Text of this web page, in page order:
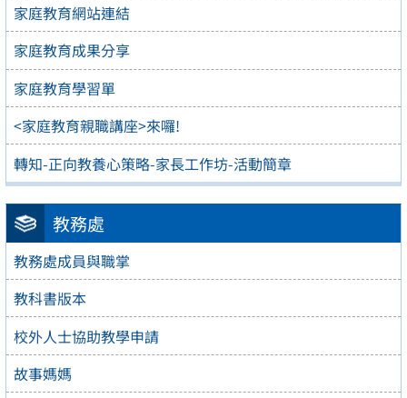
家庭教育網站連結
家庭教育成果分享
家庭教育學習單
<家庭教育親職講座>來囉!
轉知-正向教養心策略-家長工作坊-活動簡章
教務處
教務處成員與職掌
教科書版本
校外人士協助教學申請
故事媽媽